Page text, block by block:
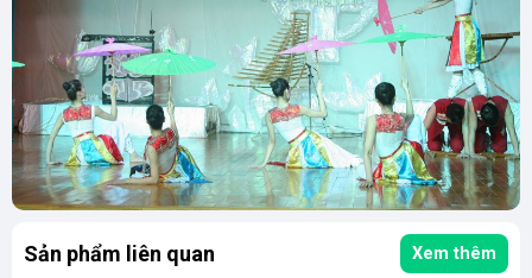
Sản phẩm liên quan Xem thêm